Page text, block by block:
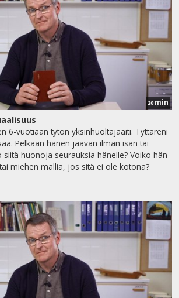
20 min
6-vuotiaan tytön yksinhuoltajaäiti. Tyttäreni
Pelkään hänen jäävän ilman isän tai
huonoja seurauksia hänelle? Voiko hän
miehen mallia, jos sitä ei ole kotona?